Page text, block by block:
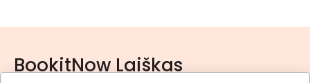
BookitNow Laiškas